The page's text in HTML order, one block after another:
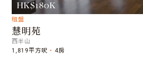
HK$180K
租盤
慧明苑
西半山
1,819平方呎
4房